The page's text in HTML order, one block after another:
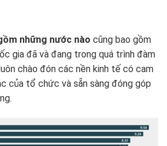
những nước nào cũng bao gồm
gia đã và đang trong quá trình đàm
chào đón các nền kinh tế có cam
của tổ chức và sẵn sàng đóng góp